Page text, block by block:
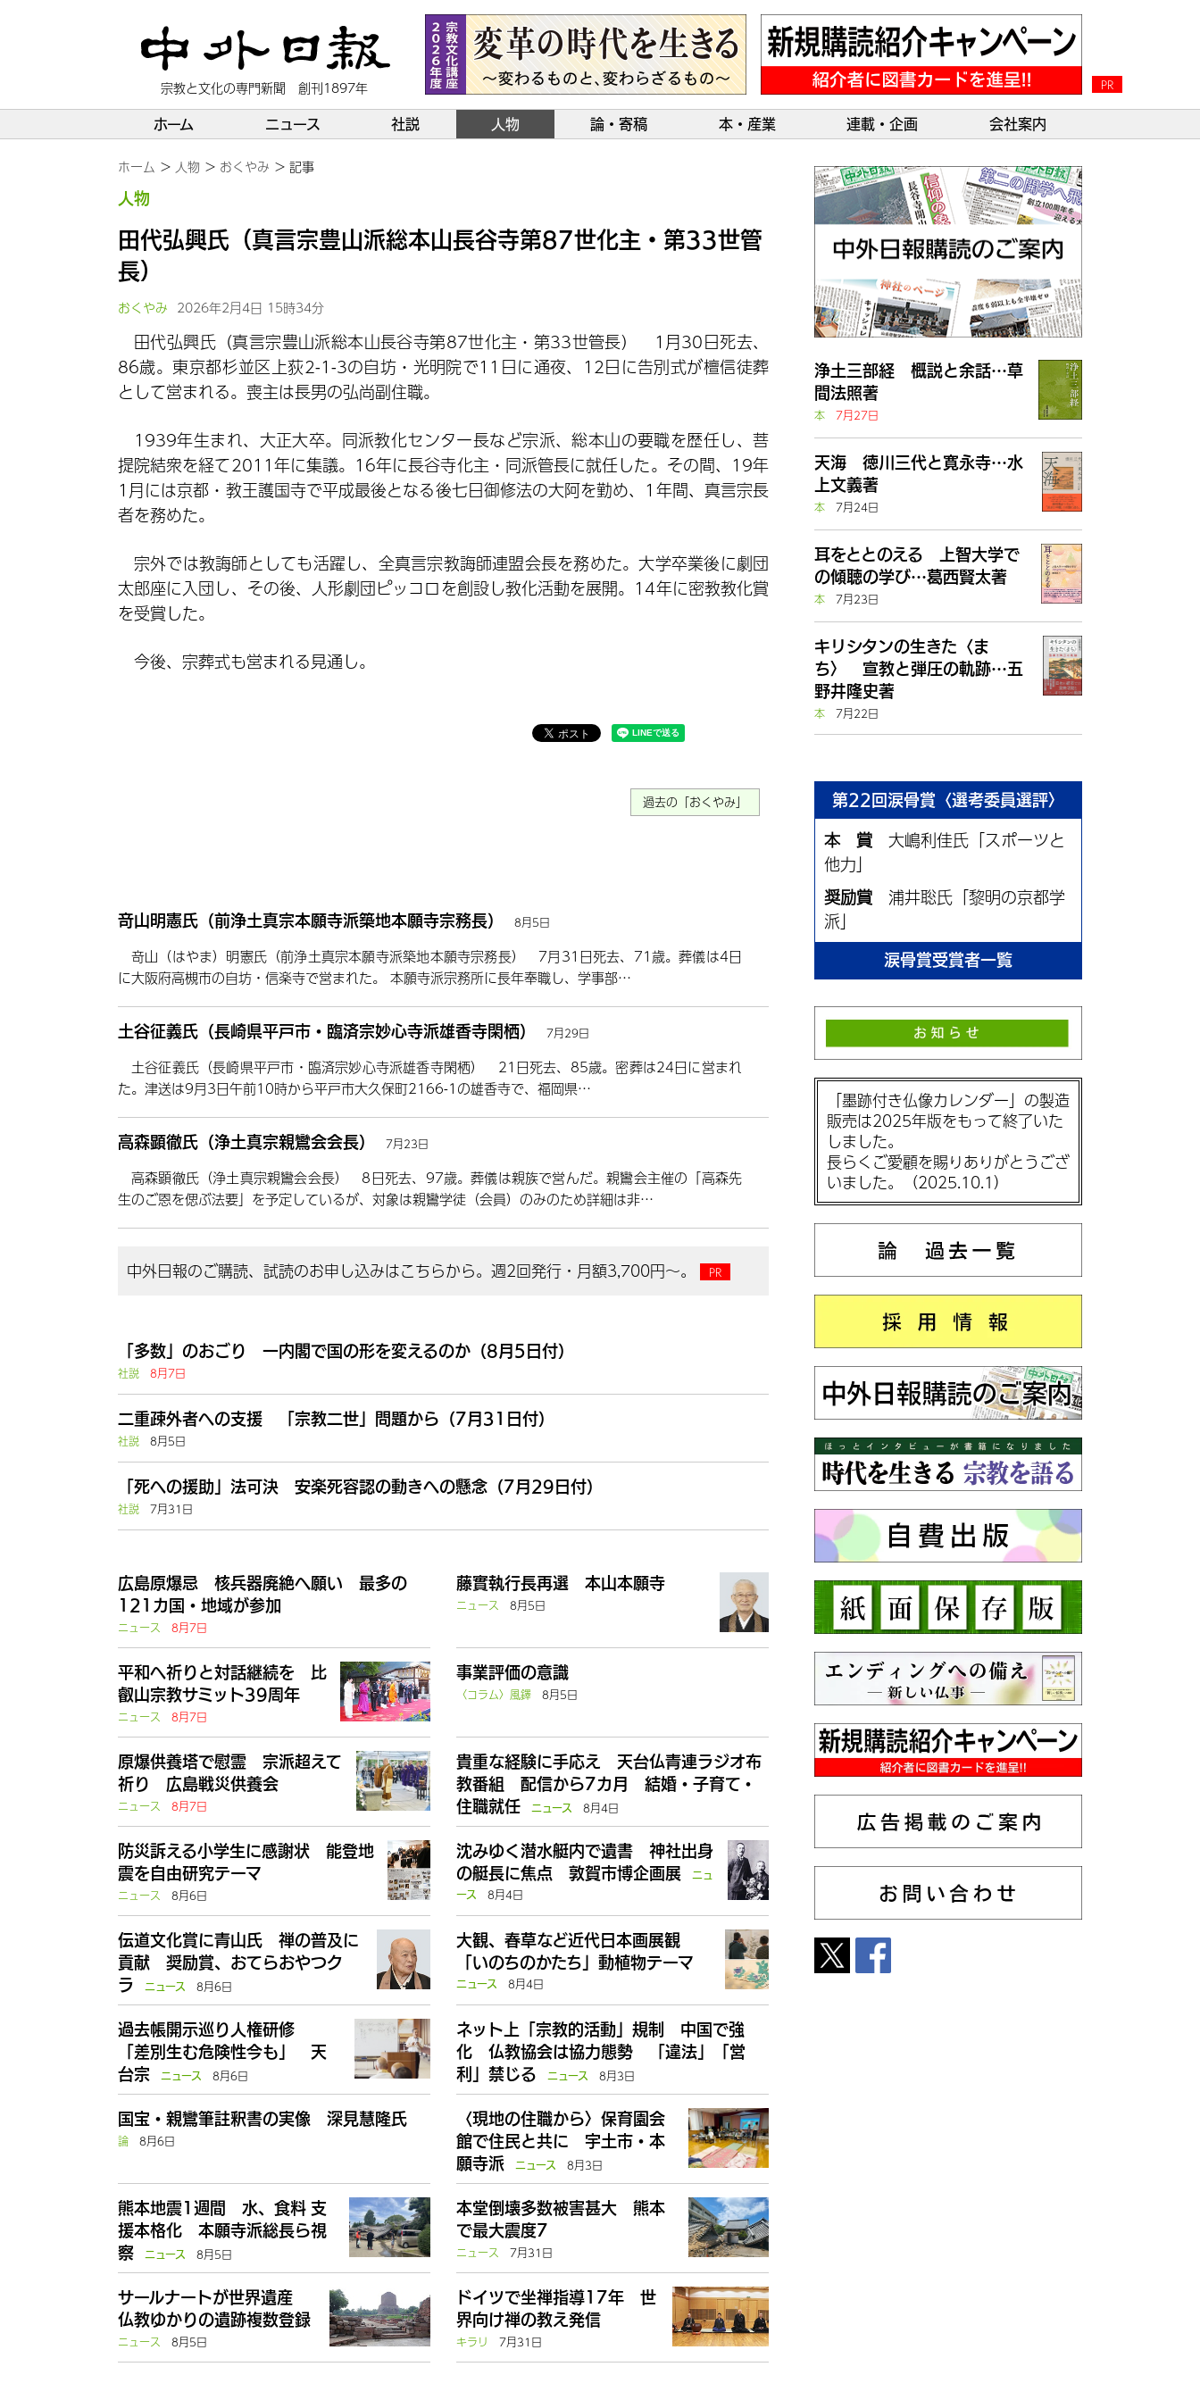
PR
宗教と文化の専門新聞 創刊1897年
ホーム ニュース 社説 人物 論・寄稿 本・産業 連載・企画 会社案内
ホーム 人物 おくやみ 記事
人物
田代弘興氏（真言宗豊山派総本山長谷寺第87世化主・第33世管
長）
おくやみ 2026年2月4日 15時34分
田代弘興氏（真言宗豊山派総本山長谷寺第87世化主・第33世管長） 1月30日死去、
86歳。東京都杉並区上荻2-1-3の自坊・光明院で11日に通夜、12日に告別式が檀信徒葬
として営まれる。喪主は長男の弘尚副住職。
1939年生まれ、大正大卒。同派教化センター長など宗派、総本山の要職を歴任し、菩
提院結衆を経て2011年に集議。16年に長谷寺化主・同派管長に就任した。その間、19年
1月には京都・教王護国寺で平成最後となる後七日御修法の大阿を勤め、1年間、真言宗長
者を務めた。
宗外では教誨師としても活躍し、全真言宗教誨師連盟会長を務めた。大学卒業後に劇団
太郎座に入団し、その後、人形劇団ピッコロを創設し教化活動を展開。14年に密教教化賞
を受賞した。
今後、宗葬式も営まれる見通し。
過去の「おくやみ」
竒山明憲氏（前浄土真宗本願寺派築地本願寺宗務長） 8月5日
竒山（はやま）明憲氏（前浄土真宗本願寺派築地本願寺宗務長） 7月31日死去、71歳。葬儀は4日
に大阪府高槻市の自坊・信楽寺で営まれた。 本願寺派宗務所に長年奉職し、学事部…
土谷征義氏（長崎県平戸市・臨済宗妙心寺派雄香寺閑栖） 7月29日
土谷征義氏（長崎県平戸市・臨済宗妙心寺派雄香寺閑栖） 21日死去、85歳。密葬は24日に営まれ
た。津送は9月3日午前10時から平戸市大久保町2166-1の雄香寺で、福岡県…
高森顕徹氏（浄土真宗親鸞会会長） 7月23日
高森顕徹氏（浄土真宗親鸞会会長） 8日死去、97歳。葬儀は親族で営んだ。親鸞会主催の「高森先
生のご恩を偲ぶ法要」を予定しているが、対象は親鸞学徒（会員）のみのため詳細は非…
中外日報のご購読、試読のお申し込みはこちらから。週2回発行・月額3,700円～。
「多数」のおごり 一内閣で国の形を変えるのか（8月5日付）
社説
8月7日
二重疎外者への支援 「宗教二世」問題から（7月31日付）
社説
8月5日
「死への援助」法可決 安楽死容認の動きへの懸念（7月29日付）
社説
7月31日
広島原爆忌 核兵器廃絶へ願い 最多の
121カ国・地域が参加
ニュース
8月7日
平和へ祈りと対話継続を 比
叡山宗教サミット39周年
ニュース
8月7日
原爆供養塔で慰霊 宗派超えて
祈り 広島戦災供養会
ニュース
8月7日
防災訴える小学生に感謝状 能登地
震を自由研究テーマ
ニュース
8月6日
伝道文化賞に青山氏 禅の普及に
貢献 奨励賞、おてらおやつク
ラ
ニュース 8月6日
過去帳開示巡り人権研修
「差別生む危険性今も」 天
台宗
ニュース 8月6日
国宝・親鸞筆註釈書の実像 深見慧隆氏
論
8月6日
熊本地震1週間 水、食料 支
援本格化 本願寺派総長ら視
察
ニュース 8月5日
サールナートが世界遺産
仏教ゆかりの遺跡複数登録
ニュース
8月5日
藤實執行長再選 本山本願寺
ニュース
8月5日
事業評価の意識
〈コラム〉風鐸
8月5日
貴重な経験に手応え 天台仏青連ラジオ布
教番組 配信から7カ月 結婚・子育て・
住職就任
ニュース 8月4日
沈みゆく潜水艇内で遺書 神社出身
の艇長に焦点 敦賀市博企画展
ニュ
ース
8月4日
大観、春草など近代日本画展観
「いのちのかたち」動植物テーマ
ニュース 8月4日
ネット上「宗教的活動」規制 中国で強
化 仏教協会は協力態勢 「違法」「営
利」禁じる
ニュース 8月3日
〈現地の住職から〉保育園会
館で住民と共に 宇土市・本
願寺派
ニュース 8月3日
本堂倒壊多数被害甚大 熊本
で最大震度7
ニュース
7月31日
ドイツで坐禅指導17年 世
界向け禅の教え発信
キラリ
7月31日
浄土三部経 概説と余話…草
間法照著
本
7月27日
天海 徳川三代と寛永寺…水
上文義著
本
7月24日
耳をととのえる 上智大学で
の傾聴の学び…葛西賢太著
本
7月23日
キリシタンの生きた〈ま
ち〉 宣教と弾圧の軌跡…五
野井隆史著
本
7月22日
第22回涙骨賞〈選考委員選評〉
本 賞
大嶋利佳氏「スポーツと
他力」
奨励賞
浦井聡氏「黎明の京都学
派」
涙骨賞受賞者一覧
「墨跡付き仏像カレンダー」の製造
販売は2025年版をもって終了いた
しました。
長らくご愛顧を賜りありがとうござ
いました。（2025.10.1）